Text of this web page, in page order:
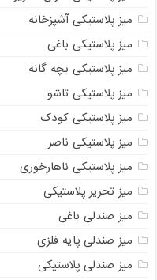
میز پلاستیکی آشپزخانه
میز پلاستیکی باغی
میز پلاستیکی بچه گانه
میز پلاستیکی تاشو
میز پلاستیکی کودک
میز پلاستیکی ناصر
میز پلاستیکی ناهارخوری
میز تحریر پلاستیکی
میز صندلی باغی
میز صندلی پایه فلزی
میز صندلی پلاستیکی